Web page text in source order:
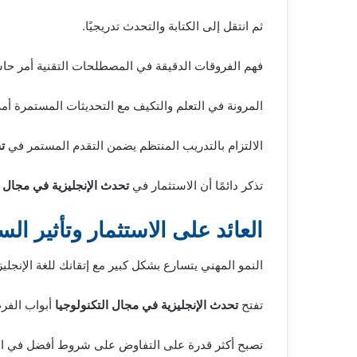
ثم انتقل إلى الكتابة والتحدث تدريجيًا.
فهم الفروقات الدقيقة في المصطلحات التقنية أمر
المرونة في التعلم والتكيف مع التحديثات المستمرة
الالتزام بالتدريب المنتظم يضمن التقدم المستمر في
تذكر دائمًا أن الاستثمار فيتحدث الإنجليزية في مجال
العائد على الاستثمار وتأثير
النمو المهني يتسارع بشكل كبير مع إتقانك للغة
تفتحتحدث الإنجليزية في مجال التكنولوجيا أبواب
تصبح أكثر قدرة على التفاوض على شروط أفضل في